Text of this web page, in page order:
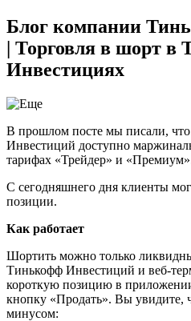
Блог компании
| Торговля в шорт в
Инвестициях
В прошлом посте мы писали,
Инвестиций доступно
тарифах «Трейдер» и
С сегодняшнего дня клиенты
позиции.
Как работает
Шортить можно только
Тинькофф Инвестиций и веб-
короткую позицию в
кнопку «Продать». Вы увидите,
минусом: